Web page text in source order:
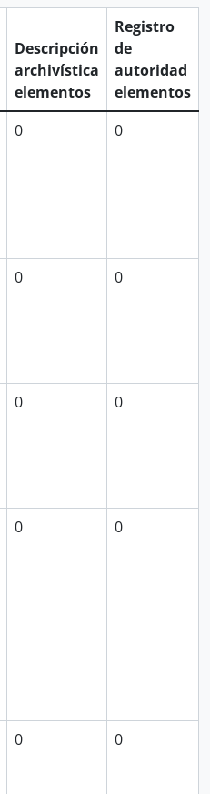
Descripción
archivística
elementos
Registro
de
autoridad
elementos
0 0
0 0
0 0
0 0
0 0